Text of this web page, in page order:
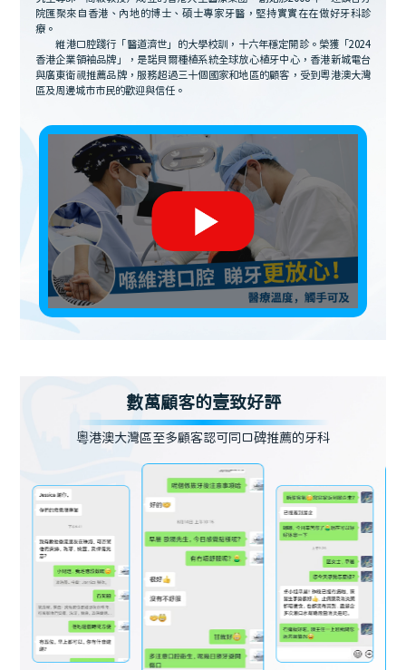
院匯聚來自香港、內地的博士、碩士專家牙醫，堅持實實在在做好牙科診
療。
維港口腔踐行「醫道濟世」的大學校訓，十六年穩定開診。榮獲「2024
香港企業領袖品牌」，是諾貝爾種植系統全球放心植牙中心，香港新城電台
與廣東衛視推薦品牌，服務超過三十個國家和地區的顧客，受到粵港澳大灣
區及周邊城市市民的歡迎與信任。
數萬顧客的壹致好評
粵港澳大灣區至多顧客認可同口碑推薦的牙科